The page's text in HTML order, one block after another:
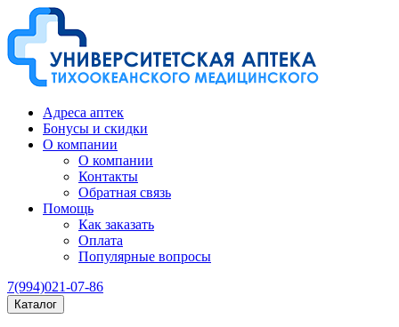
Адреса аптек
Бонусы и скидки
О компании
О компании
Контакты
Обратная связь
Помощь
Как заказать
Оплата
Популярные вопросы
7(994)021-07-86
Каталог